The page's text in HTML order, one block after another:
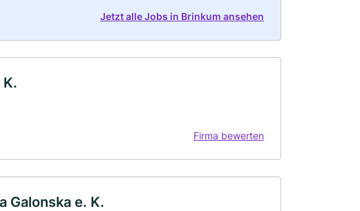
Jetzt alle Jobs in Brinkum ansehen
Firma bewerten
Galonska e. K.